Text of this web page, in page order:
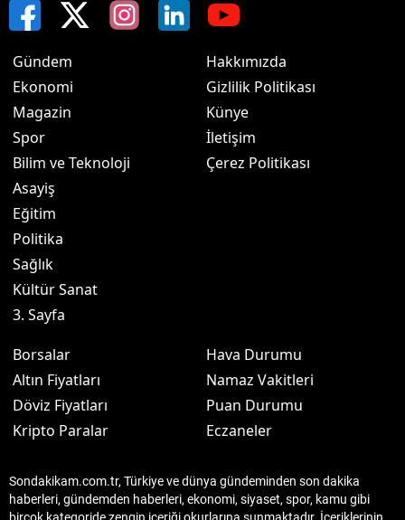
Gündem
Ekonomi
Magazin
Spor
Bilim ve Teknoloji
Asayiş
Eğitim
Politika
Sağlık
Kültür Sanat
3. Sayfa
Hakkımızda
Gizlilik Politikası
Künye
İletişim
Çerez Politikası
Borsalar
Altın Fiyatları
Döviz Fiyatları
Kripto Paralar
Hava Durumu
Namaz Vakitleri
Puan Durumu
Eczaneler
Sondakikam.com.tr, Türkiye ve dünya gündeminden son dakika
haberleri, gündemden haberleri, ekonomi, siyaset, spor, kamu gibi
birçok kategoride zengin içeriği okurlarına sunmaktadır. İçeriklerinin